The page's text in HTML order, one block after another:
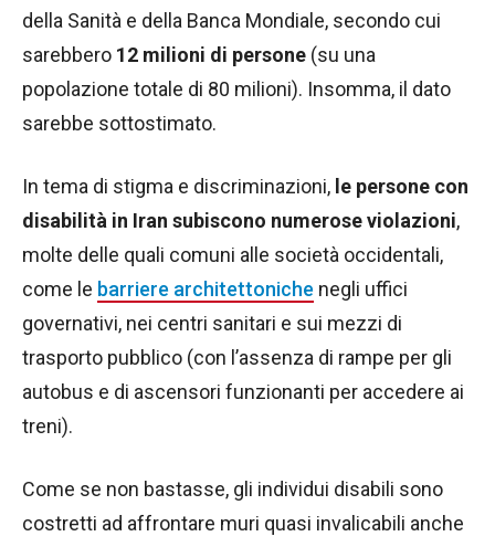
della Sanità e della Banca Mondiale, secondo cui
sarebbero 12 milioni di persone (su una
popolazione totale di 80 milioni). Insomma, il dato
sarebbe sottostimato.
In tema di stigma e discriminazioni, le persone con
disabilità in Iran subiscono numerose violazioni,
molte delle quali comuni alle società occidentali,
come le barriere architettoniche negli uffici
governativi, nei centri sanitari e sui mezzi di
trasporto pubblico (con l’assenza di rampe per gli
autobus e di ascensori funzionanti per accedere ai
treni).
Come se non bastasse, gli individui disabili sono
costretti ad affrontare muri quasi invalicabili anche